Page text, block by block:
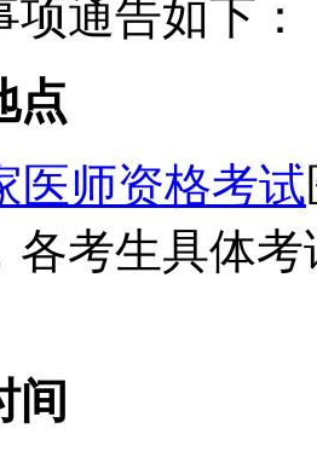
通告如下：
点
医师资格考试
各考生具体
间